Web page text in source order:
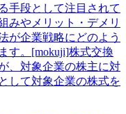
手段として注目されて
みやメリット・デメリ
が企業戦略にどのよう
す。[mokuji]株式交換
、対象企業の株主に対
して対象企業の株式を